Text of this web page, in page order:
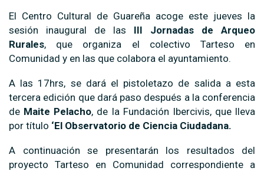
El Centro Cultural de Guareña acoge este jueves la
sesión inaugural de las III Jornadas de Arqueo
Rurales, que organiza el colectivo Tarteso en
Comunidad y en las que colabora el ayuntamiento.
A las 17hrs, se dará el pistoletazo de salida a esta
tercera edición que dará paso después a la conferencia
de Maite Pelacho, de la Fundación Ibercivis, que lleva
por título ‘El Observatorio de Ciencia Ciudadana.
A continuación se presentarán los resultados del
proyecto Tarteso en Comunidad correspondiente a